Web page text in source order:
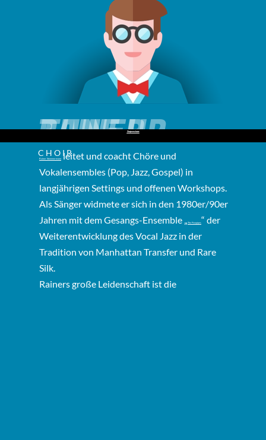
RAINER
Rainer Stemmermann leitet und coacht Chöre und
Vokalensembles (Pop, Jazz, Gospel) in
langjährigen Settings und offenen Workshops.
Als Sänger widmete er sich in den 1980er/90er
Jahren mit dem Gesangs-Ensemble „ The Fivepipes“ der
Weiterentwicklung des Vocal Jazz in der
Tradition von Manhattan Transfer und Rare
Silk.
Rainers große Leidenschaft ist die
TUNE UP
CHOIR
Impressum
Datenschutz